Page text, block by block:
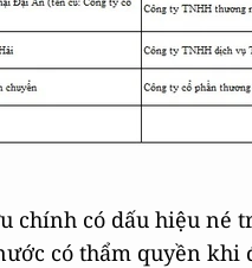
chính có dấu hiệu né
có thẩm quyền khi